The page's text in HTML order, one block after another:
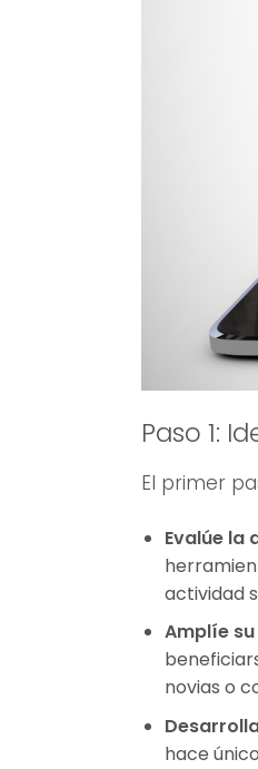
Paso 1:
El primer
Evalúe la
actividad
Amplíe
novias o
hace